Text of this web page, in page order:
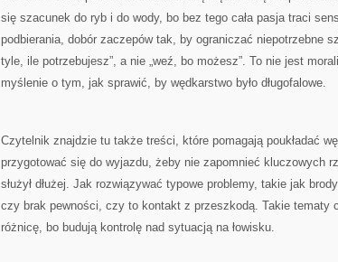
się szacunek do ryb i do wody, bo bez tego cała pasja traci
podbierania, dobór zaczepów tak, by ograniczać niepotrzebne
tyle, ile potrzebujesz”, a nie „weź, bo możesz”. To nie jest
myślenie o tym, jak sprawić, by wędkarstwo było długofalowe.
Czytelnik znajdzie tu także treści, które pomagają poukładać
przygotować się do wyjazdu, żeby nie zapomnieć kluczowych
służył dłużej. Jak rozwiązywać typowe problemy, takie jak
czy brak pewności, czy to kontakt z przeszkodą. Takie tematy
różnicę, bo budują kontrolę nad sytuacją na łowisku.